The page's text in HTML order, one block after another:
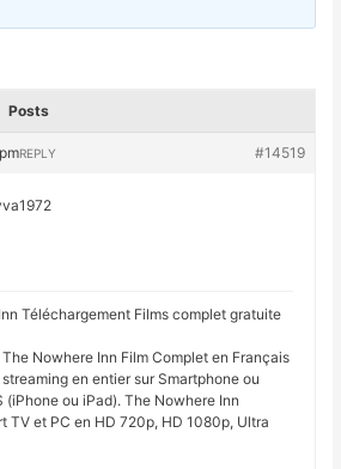
Posts
#14519
REPLY
Téléchargement Films complet gratuite
Nowhere Inn Film Complet en Français
en entier sur Smartphone ou
(iPhone ou iPad). The Nowhere Inn
TV et PC en HD 720p, HD 1080p, Ultra